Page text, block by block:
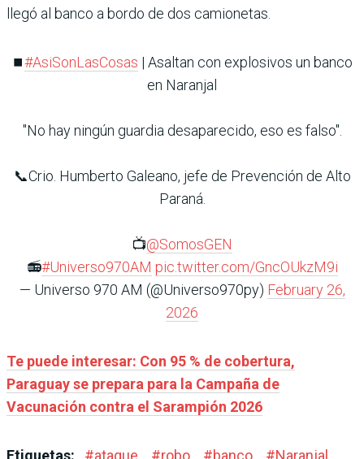
llegó al banco a bordo de dos camionetas.
⏹️#AsiSonLasCosas | Asaltan con explosivos un banco
en Naranjal
"No hay ningún guardia desaparecido, eso es falso".
📞Crio. Humberto Galeano, jefe de Prevención de Alto
Paraná.
📺@SomosGEN
📻#Universo970AM pic.twitter.com/GncOUkzM9i
— Universo 970 AM (@Universo970py) February 26,
2026
Te puede interesar: Con 95 % de cobertura,
Paraguay se prepara para la Campaña de
Vacunación contra el Sarampión 2026
Etiquetas: #ataque #robo #banco #Naranjal